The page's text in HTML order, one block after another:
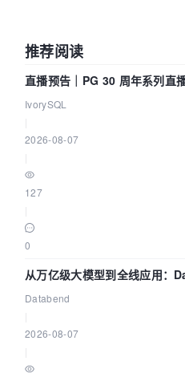
推荐阅读
直播预告｜PG 30 周年系列直
核——我们改得动吗？我们贡献
IvorySQL
2026-08-07
127
0
从万亿级大模型到全线应用
企业构建全链路 Trace 数据管道
Databend
2026-08-07